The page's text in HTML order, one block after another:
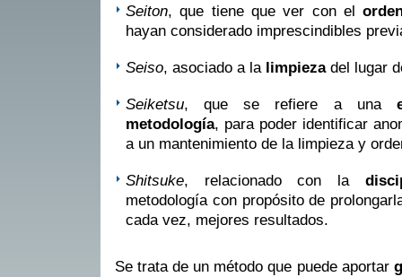
Seiton, que tiene que ver con el
hayan considerado imprescindibles
Seiso, asociado a la limpiezadel lugar
Seiketsu, que se refiere a una
metodología, para poder identificar
a un mantenimiento de la limpieza y
Shitsuke, relacionado con la
metodología con propósito de
cada vez, mejores resultados.
Se trata de un método que puede aportar